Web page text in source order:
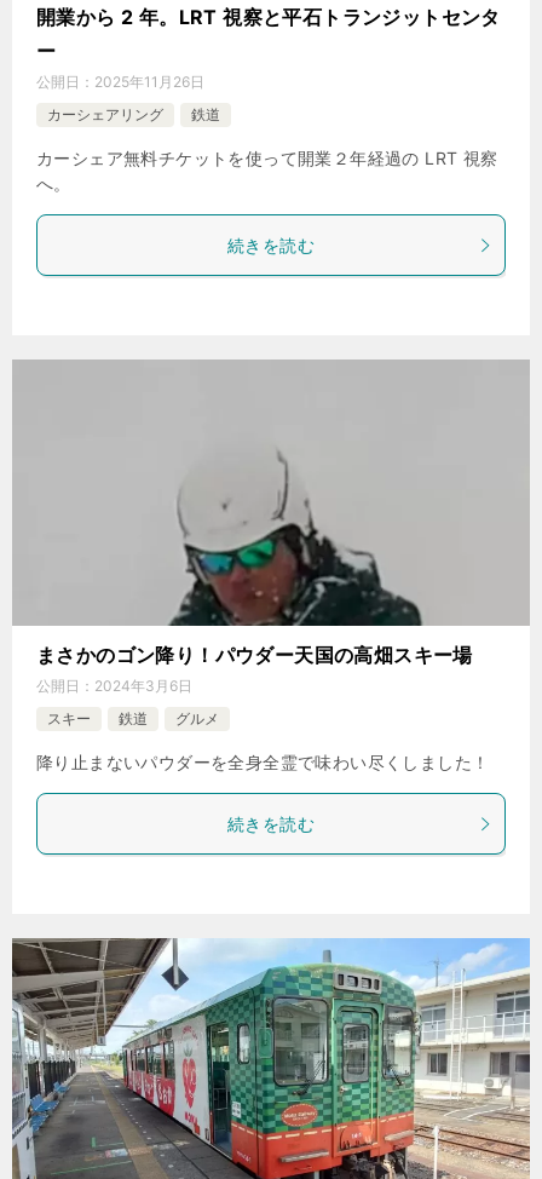
開業から 2 年。LRT 視察と平石トランジットセンタ
ー
公開日： 2025年11月26日
カーシェアリング
鉄道
カーシェア無料チケットを使って開業２年経過の LRT 視察
へ。
続きを読む
まさかのゴン降り！パウダー天国の高畑スキー場
公開日： 2024年3月6日
スキー
鉄道 グルメ
降り止まないパウダーを全身全霊で味わい尽くしました！
続きを読む